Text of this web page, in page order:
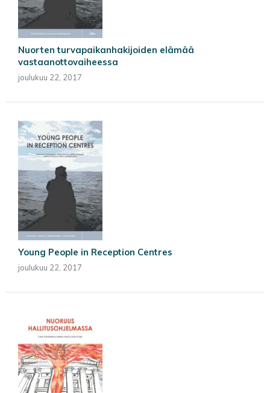
Nuorten turvapaikanhakijoiden elämää
vastaanottovaiheessa
joulukuu 22, 2017
Young People in Reception Centres
joulukuu 22, 2017